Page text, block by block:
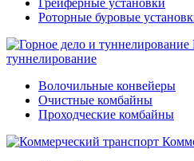
Грейферные установки
Роторные буровые
туннелирование
Волочильные конвейеры
Очистные комбайны
Проходческие комбайны